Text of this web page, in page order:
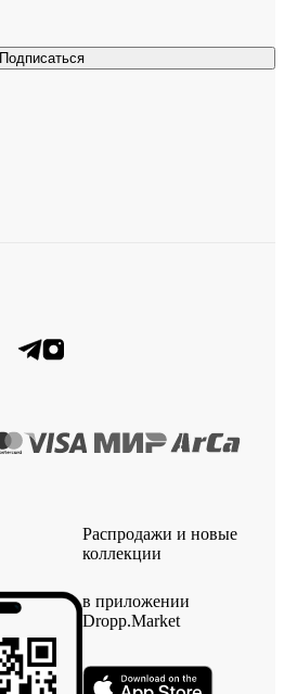
Подписаться
Распродажи и новые
коллекции
в приложении
Dropp.Market